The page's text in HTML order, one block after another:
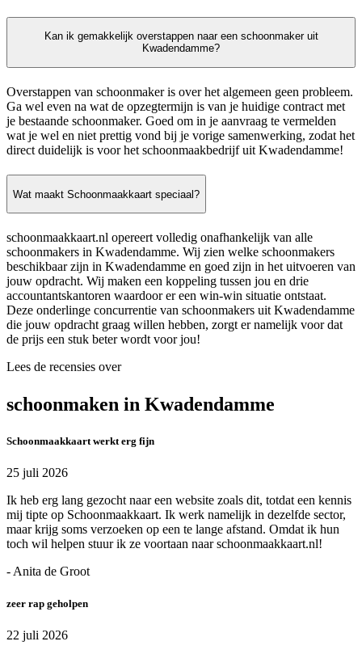
Kan ik gemakkelijk overstappen naar een schoonmaker uit
Kwadendamme?
Overstappen van schoonmaker is over het algemeen geen probleem.
Ga wel even na wat de opzegtermijn is van je huidige contract met
je bestaande schoonmaker. Goed om in je aanvraag te vermelden
wat je wel en niet prettig vond bij je vorige samenwerking, zodat het
direct duidelijk is voor het schoonmaakbedrijf uit Kwadendamme!
Wat maakt Schoonmaakkaart speciaal?
schoonmaakkaart.nl opereert volledig onafhankelijk van alle
schoonmakers in Kwadendamme. Wij zien welke schoonmakers
beschikbaar zijn in Kwadendamme en goed zijn in het uitvoeren van
jouw opdracht. Wij maken een koppeling tussen jou en drie
accountantskantoren waardoor er een win-win situatie ontstaat.
Deze onderlinge concurrentie van schoonmakers uit Kwadendamme
die jouw opdracht graag willen hebben, zorgt er namelijk voor dat
de prijs een stuk beter wordt voor jou!
Lees de recensies over
schoonmaken in Kwadendamme
Schoonmaakkaart werkt erg fijn
25 juli 2026
Ik heb erg lang gezocht naar een website zoals dit, totdat een kennis
mij tipte op Schoonmaakkaart. Ik werk namelijk in dezelfde sector,
maar krijg soms verzoeken op een te lange afstand. Omdat ik hun
toch wil helpen stuur ik ze voortaan naar schoonmaakkaart.nl!
- Anita de Groot
zeer rap geholpen
22 juli 2026